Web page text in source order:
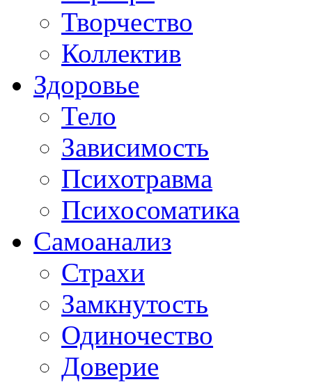
Творчество
Коллектив
Здоровье
Тело
Зависимость
Психотравма
Психосоматика
Самоанализ
Страхи
Замкнутость
Одиночество
Доверие